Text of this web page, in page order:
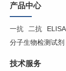
产品中心
一抗 二抗
分子生物检测试剂
技术服务